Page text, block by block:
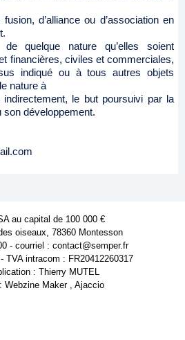
d’alliance ou d’association en
quelque nature qu’elles soient
financières, civiles et commerciales,
indiqué ou à tous autres objets
nature à
le but poursuivi par la
développement.
au capital de 100 000 €
oiseaux, 78360 Montesson
- courriel : contact@semper.fr
TVA intracom : FR20412260317
: Thierry MUTEL
Webzine Maker , Ajaccio